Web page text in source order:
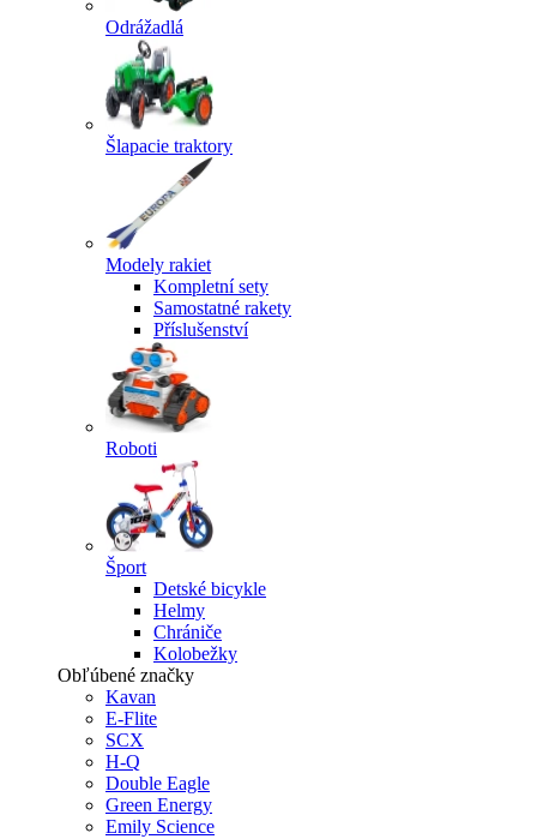
Odrážadlá
Šlapacie traktory
Modely rakiet
Kompletní sety
Samostatné rakety
Příslušenství
Roboti
Šport
Detské bicykle
Helmy
Chrániče
Kolobežky
Obľúbené značky
Kavan
E-Flite
SCX
H-Q
Double Eagle
Green Energy
Emily Science